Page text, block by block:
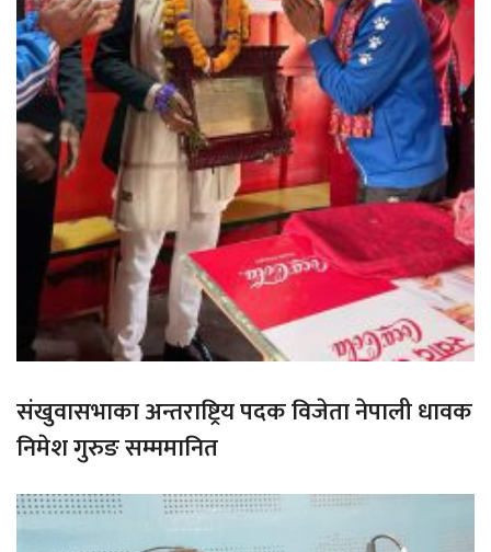
संखुवासभाका अन्तराष्ट्रिय पदक विजेता नेपाली धावक
निमेश गुरुङ सम्ममानित